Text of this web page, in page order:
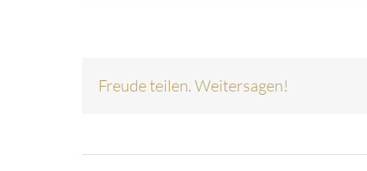
Freude teilen. Weitersagen!